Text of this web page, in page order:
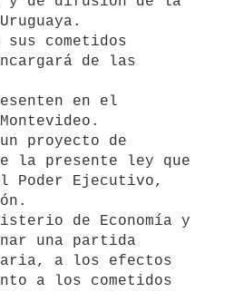
cometidos
de las
proyecto de
la presente ley que
de Economía y
una partida
a los efectos
a los cometidos